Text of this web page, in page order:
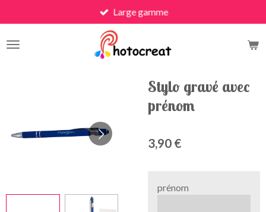
au
contenu
Large gamme
Stylo gravé avec
prénom
3,90 €
prénom